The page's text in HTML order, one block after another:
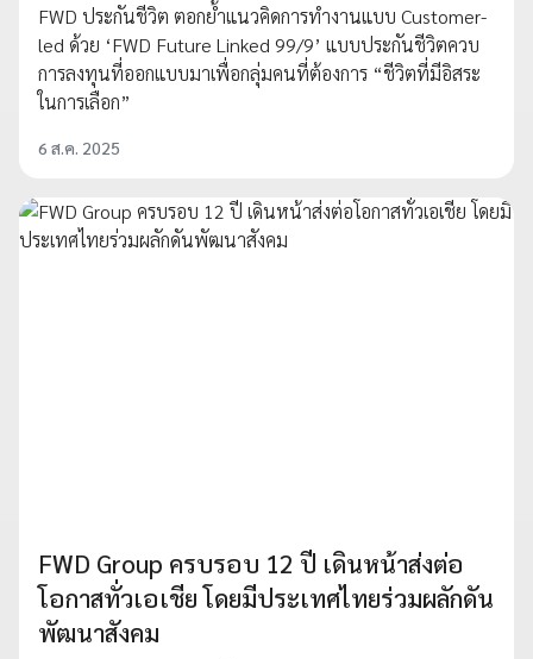
FWD ประกันชีวิต ตอกย้ำแนวคิดการทำงานแบบ Customer-
led ด้วย ‘FWD Future Linked 99/9’ แบบประกันชีวิตควบ
การลงทุนที่ออกแบบมาเพื่อกลุ่มคนที่ต้องการ “ชีวิตที่มีอิสระ
ในการเลือก”
6 ส.ค. 2025
FWD Group ครบรอบ 12 ปี เดินหน้าส่งต่อ
โอกาสทั่วเอเชีย โดยมีประเทศไทยร่วมผลักดัน
พัฒนาสังคม